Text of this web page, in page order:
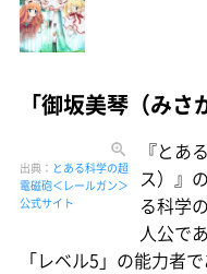
「御坂美琴（みさ
出典： とある科学の超
電磁砲＜レールガン＞
公式サイト
『とあ
ス）』
る科学
人公で
「レベル5」の能力者